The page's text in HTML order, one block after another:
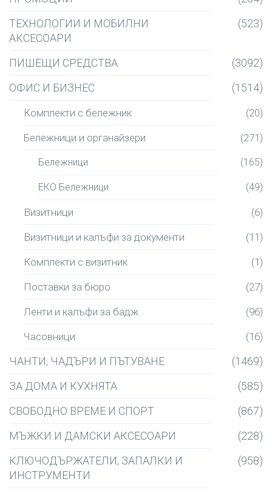
ТЕХНОЛОГИИ И МОБИЛНИ
АКСЕСОАРИ
(523)
ПИШЕЩИ СРЕДСТВА
(3092)
ОФИС И БИЗНЕС
(1514)
Комплекти с бележник (20)
Бележници и органайзери (271)
Бележници (165)
ЕКО Бележници (49)
Визитници (6)
Визитници и калъфи за документи (11)
Комплекти с визитник (1)
Поставки за бюро (27)
Ленти и калъфи за бадж (96)
Часовници (16)
ЧАНТИ, ЧАДЪРИ И ПЪТУВАНЕ
(1469)
ЗА ДОМА И КУХНЯТА
(585)
СВОБОДНО ВРЕМЕ И СПОРТ
(867)
МЪЖКИ И ДАМСКИ АКСЕСОАРИ
(228)
КЛЮЧОДЪРЖАТЕЛИ, ЗАПАЛКИ И
ИНСТРУМЕНТИ
(958)